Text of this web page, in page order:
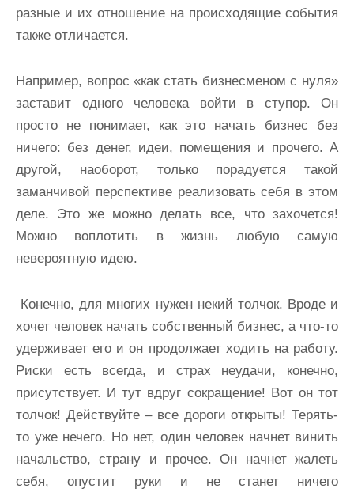
разные и их отношение на происходящие события
также отличается.
Например, вопрос «как стать бизнесменом с нуля»
заставит одного человека войти в ступор. Он
просто не понимает, как это начать бизнес без
ничего: без денег, идеи, помещения и прочего. А
другой, наоборот, только порадуется такой
заманчивой перспективе реализовать себя в этом
деле. Это же можно делать все, что захочется!
Можно воплотить в жизнь любую самую
невероятную идею.
Конечно, для многих нужен некий толчок. Вроде и
хочет человек начать собственный бизнес, а что-то
удерживает его и он продолжает ходить на работу.
Риски есть всегда, и страх неудачи, конечно,
присутствует. И тут вдруг сокращение! Вот он тот
толчок! Действуйте – все дороги открыты! Терять-
то уже нечего. Но нет, один человек начнет винить
начальство, страну и прочее. Он начнет жалеть
себя, опустит руки и не станет ничего